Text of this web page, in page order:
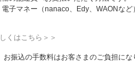
子マネー（nanaco、Edy、WAONなど
くはこちら＞＞
お振込の手数料はお客さまのご負担にな